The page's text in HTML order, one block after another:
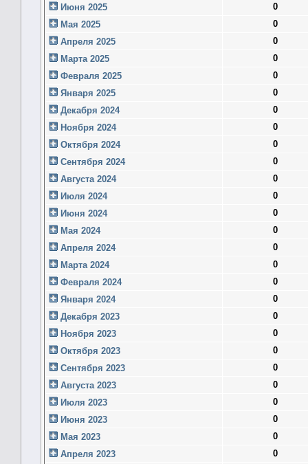
Июня 2025
0
Мая 2025
0
Апреля 2025
0
Марта 2025
0
Февраля 2025
0
Января 2025
0
Декабря 2024
0
Ноября 2024
0
Октября 2024
0
Сентября 2024
0
Августа 2024
0
Июля 2024
0
Июня 2024
0
Мая 2024
0
Апреля 2024
0
Марта 2024
0
Февраля 2024
0
Января 2024
0
Декабря 2023
0
Ноября 2023
0
Октября 2023
0
Сентября 2023
0
Августа 2023
0
Июля 2023
0
Июня 2023
0
Мая 2023
0
Апреля 2023
0